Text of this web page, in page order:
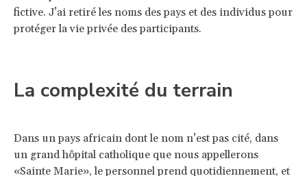
fictive. J’ai retiré les noms des pays et des individus pour
protéger la vie privée des participants.
La complexité du terrain
Dans un pays africain dont le nom n’est pas cité, dans
un grand hôpital catholique que nous appellerons
«Sainte Marie», le personnel prend quotidiennement, et